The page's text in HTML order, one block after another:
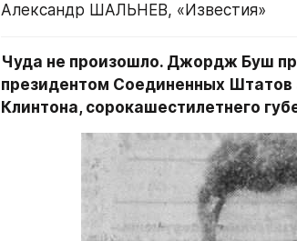
Александр ШАЛЬНЕВ, «Известия»
Чуда не произошло. Джордж Буш
президентом Соединенных Штатов
Клинтона, сорокашестилетнего
Согласно сугубо предварительным
собрав там в общей сложности 363
было 270), тогда как Бушу досталось